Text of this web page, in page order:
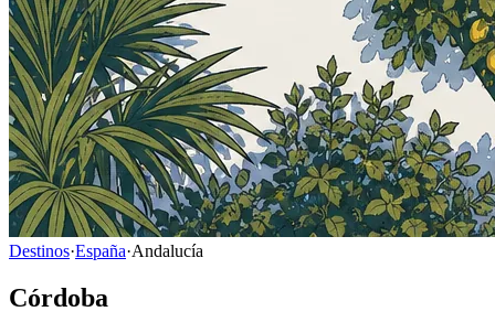
Destinos·España·Andalucía
Córdoba